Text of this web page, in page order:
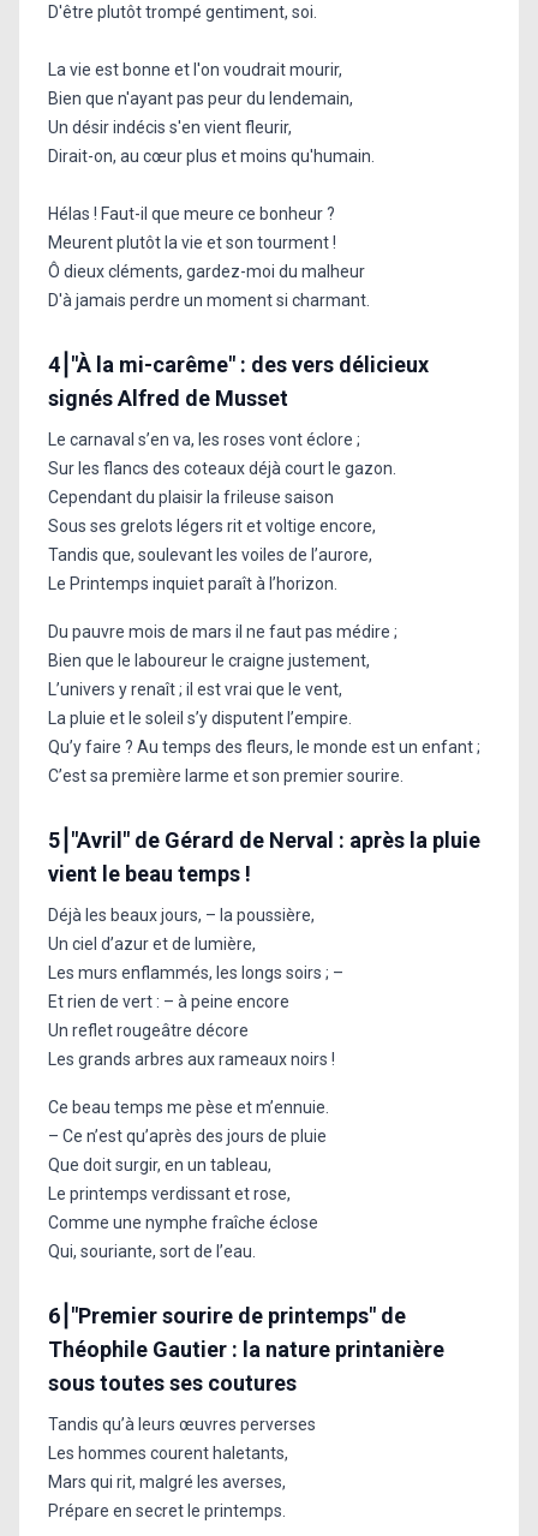
D'être plutôt trompé gentiment, soi.
La vie est bonne et l'on voudrait mourir,
Bien que n'ayant pas peur du lendemain,
Un désir indécis s'en vient fleurir,
Dirait-on, au cœur plus et moins qu'humain.
Hélas ! Faut-il que meure ce bonheur ?
Meurent plutôt la vie et son tourment !
Ô dieux cléments, gardez-moi du malheur
D'à jamais perdre un moment si charmant.
4⎮"À la mi-carême" : des vers délicieux
signés Alfred de Musset
Le carnaval s’en va, les roses vont éclore ;
Sur les flancs des coteaux déjà court le gazon.
Cependant du plaisir la frileuse saison
Sous ses grelots légers rit et voltige encore,
Tandis que, soulevant les voiles de l’aurore,
Le Printemps inquiet paraît à l’horizon.
Du pauvre mois de mars il ne faut pas médire ;
Bien que le laboureur le craigne justement,
L’univers y renaît ; il est vrai que le vent,
La pluie et le soleil s’y disputent l’empire.
Qu’y faire ? Au temps des fleurs, le monde est un enfant ;
C’est sa première larme et son premier sourire.
5⎮"Avril" de Gérard de Nerval : après la pluie
vient le beau temps !
Déjà les beaux jours, – la poussière,
Un ciel d’azur et de lumière,
Les murs enflammés, les longs soirs ; –
Et rien de vert : – à peine encore
Un reflet rougeâtre décore
Les grands arbres aux rameaux noirs !
Ce beau temps me pèse et m’ennuie.
– Ce n’est qu’après des jours de pluie
Que doit surgir, en un tableau,
Le printemps verdissant et rose,
Comme une nymphe fraîche éclose
Qui, souriante, sort de l’eau.
6⎮"Premier sourire de printemps" de
Théophile Gautier : la nature printanière
sous toutes ses coutures
Tandis qu’à leurs œuvres perverses
Les hommes courent haletants,
Mars qui rit, malgré les averses,
Prépare en secret le printemps.